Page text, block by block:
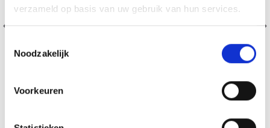
verzameld op basis van uw gebruik van hun services.
Noodzakelijk
Voorkeuren